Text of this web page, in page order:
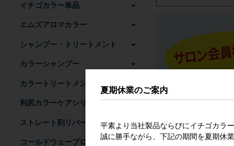
イチゴカラー単品
エムズアロマカラー
シャンプー・トリートメント
カラーシャンプー
カラートリートメント
利尻カラーケアシリーズ
ストレート剤リバース
コールドウェーブローション
夏期休業のご案内
平素より当社製品ならびにイチゴカラ
誠に勝手ながら、下記の期間を夏期休